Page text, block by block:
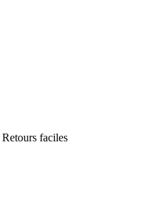
Retours faciles